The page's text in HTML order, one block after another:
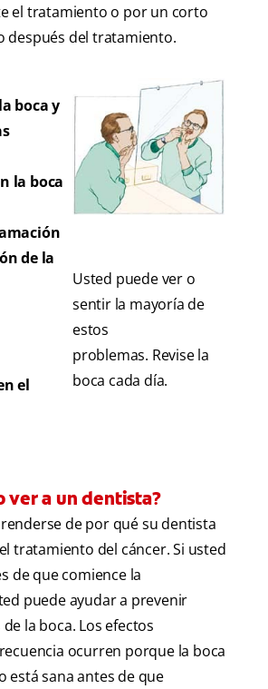
el tratamiento o por un corto
después del tratamiento.
boca y
la boca
de la
el
Usted puede ver o
sentir la mayoría de
estos
problemas. Revise la
boca cada día.
ver a un dentista?
de por qué su dentista
tratamiento del cáncer. Si usted
de que comience la
puede ayudar a prevenir
la boca. Los efectos
ocurren porque la boca
está sana antes de que